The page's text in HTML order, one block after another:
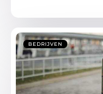
BEDRIJVEN